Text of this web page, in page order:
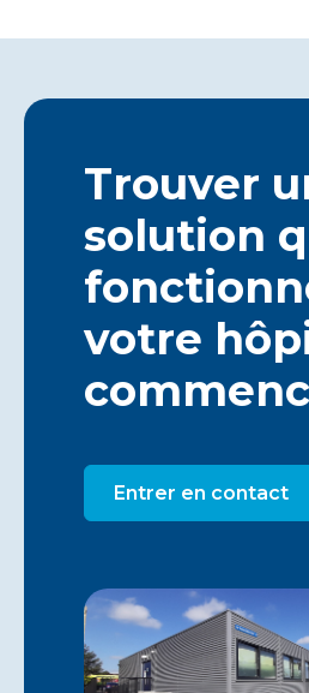
Tous sont vérifiés de
Trouver
solution
votre
Entrer en contact